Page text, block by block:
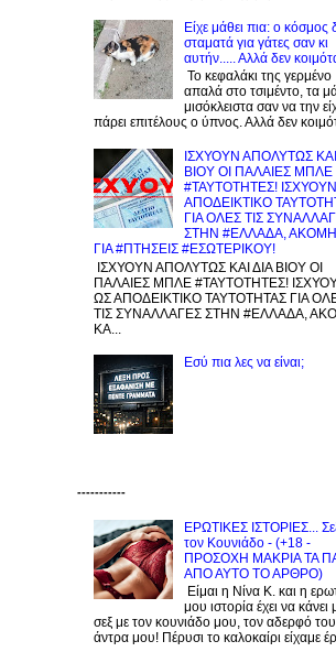
Είχε μάθει πια: ο κόσμος
σταματά για γάτες σαν κι
αυτήν..... Αλλά δεν
Το κεφαλάκι της γερμένο
απαλά στο τσιμέντο, τα
μισόκλειστα σαν να την
πάρει επιτέλους ο ύπνος. Αλλά δεν
ΙΣΧΥΟΥΝ ΑΠΟΛΥΤΩΣ ΚΑΙ
ΒΙΟΥ ΟΙ ΠΑΛΑΙΕΣ ΜΠΛΕ
#ΤΑΥΤΟΤΗΤΕΣ!
ΑΠΟΔΕΙΚΤΙΚΟ
ΓΙΑ ΟΛΕΣ ΤΙΣ
ΣΤΗΝ #ΕΛΛΑΔΑ, ΑΚΟΜΗ
ΓΙΑ #ΠΤΗΣΕΙΣ #ΕΣΩΤΕΡΙΚΟΥ!
ΙΣΧΥΟΥΝ ΑΠΟΛΥΤΩΣ ΚΑΙ ΔΙΑ ΒΙΟΥ ΟΙ
ΠΑΛΑΙΕΣ ΜΠΛΕ #ΤΑΥΤΟΤΗΤΕΣ!
ΩΣ ΑΠΟΔΕΙΚΤΙΚΟ ΤΑΥΤΟΤΗΤΑΣ ΓΙΑ
ΤΙΣ ΣΥΝΑΛΛΑΓΕΣ ΣΤΗΝ #ΕΛΛΑΔΑ,
ΚΑ...
Εσύ πια λες να είναι;
-----------
ΕΡΩΤΙΚΕΣ ΙΣΤΟΡΙΕΣ...
τον Kουνιάδο - (+18 -
ΠΡΟΣΟΧΗ ΜΑΚΡΙΑ ΤΑ
ΑΠΟ ΑΥΤΟ ΤΟ ΑΡΘΡΟ)
Είμαι η Νίνα Κ. και η
μου ιστορία έχει να κάνει
σεξ με τον κουνιάδο μου, τον αδερφό του
άντρα μου! Πέρυσι το καλοκαίρι είχαμε